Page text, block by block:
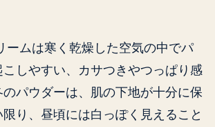
ームは寒く乾燥した空気の中でパ
しやすい、カサつきやつっぱり感
パウダーは、肌の下地が十分に保
り、昼頃には白っぽく見えること